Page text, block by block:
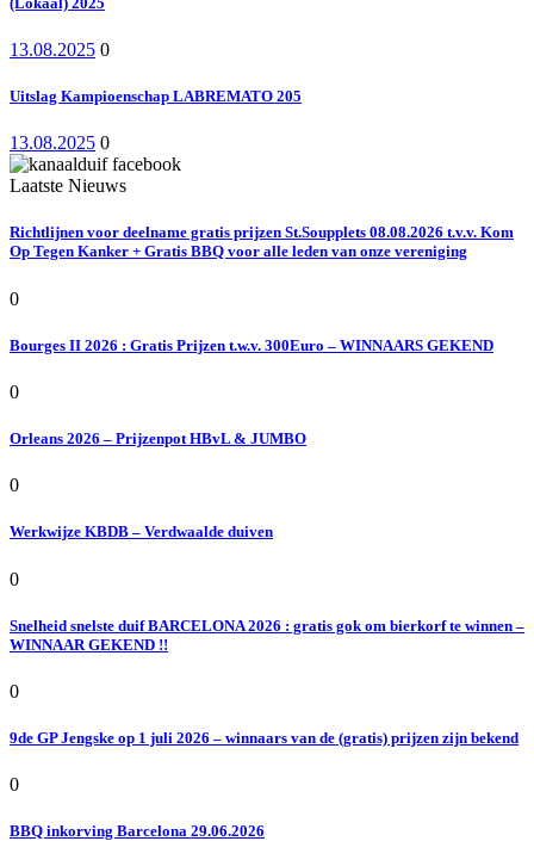
13.08.2025 0
Uitslag Kampioenschap LABREMATO 205
13.08.2025 0
Laatste Nieuws
Richtlijnen voor deelname gratis prijzen St.Soupplets 08.08.2026 t.v.v. Kom
Op Tegen Kanker + Gratis BBQ voor alle leden van onze vereniging
0
Bourges II 2026 : Gratis Prijzen t.w.v. 300Euro – WINNAARS GEKEND
0
Orleans 2026 – Prijzenpot HBvL & JUMBO
0
Werkwijze KBDB – Verdwaalde duiven
0
Snelheid snelste duif BARCELONA 2026 : gratis gok om bierkorf te winnen –
WINNAAR GEKEND !!
0
9de GP Jengske op 1 juli 2026 – winnaars van de (gratis) prijzen zijn bekend
0
BBQ inkorving Barcelona 29.06.2026